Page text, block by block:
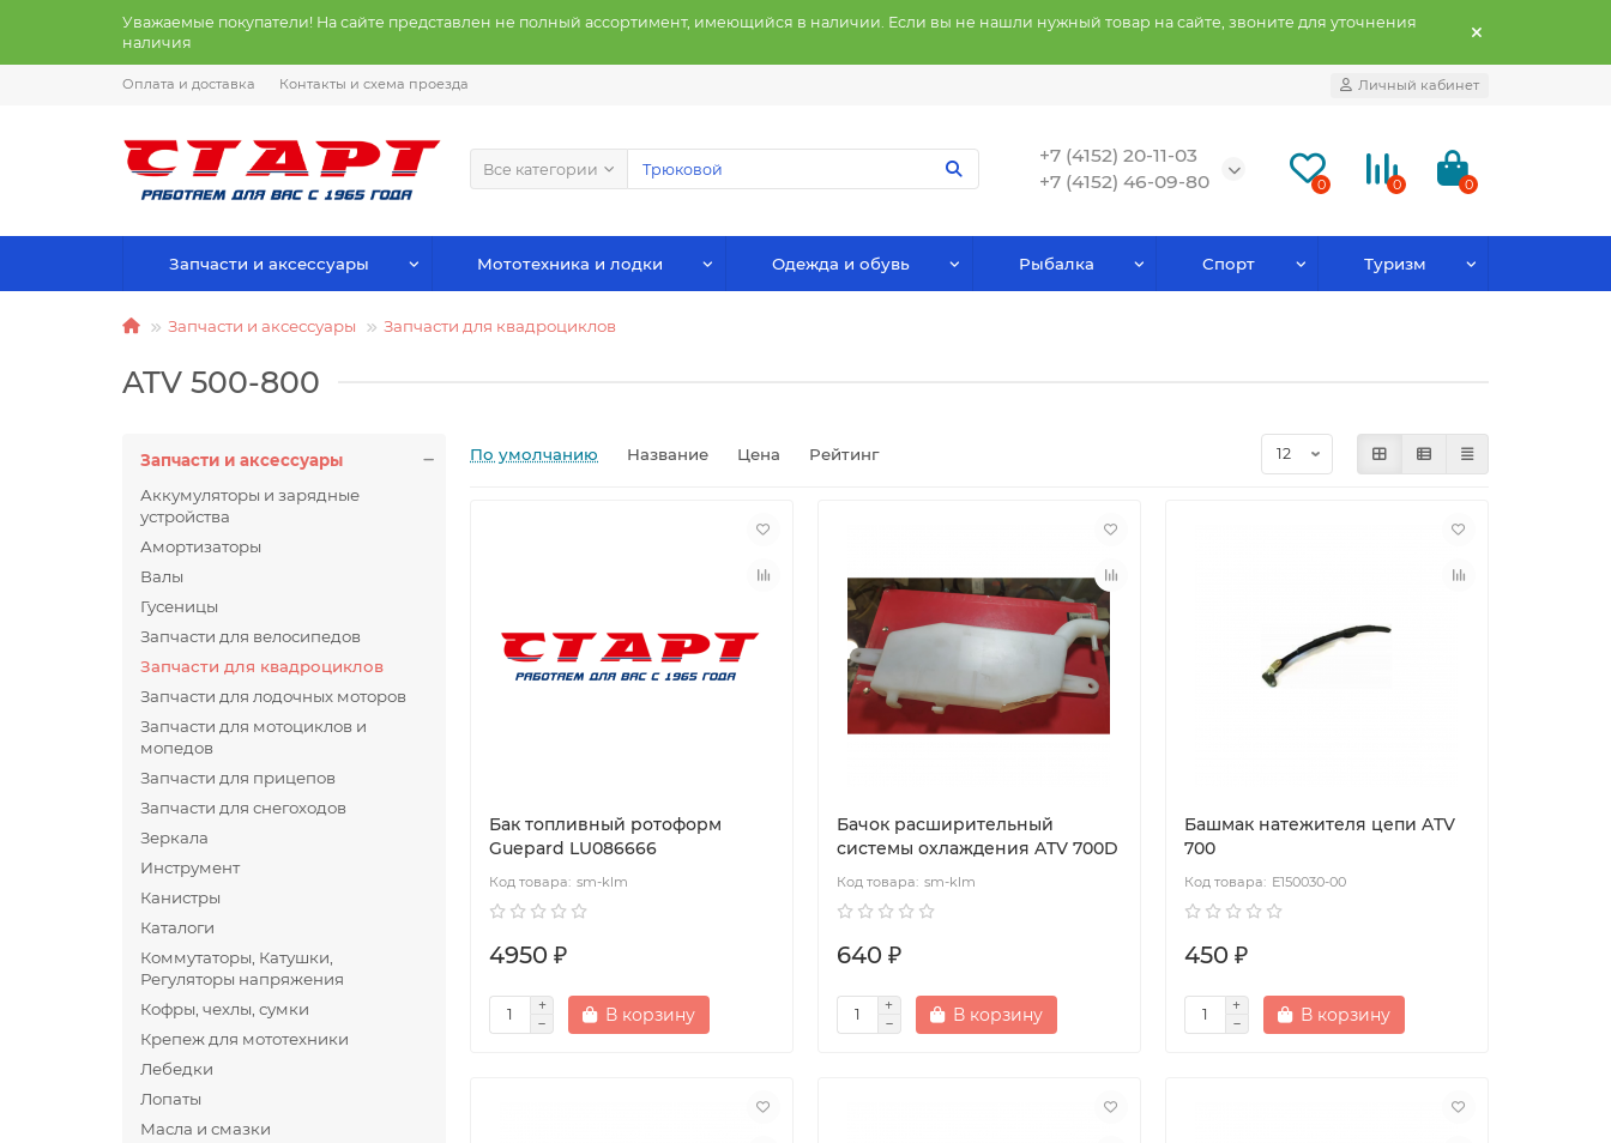
Уважаемые покупатели! На сайте представлен не полный ассортимент, имеющийся в наличии. Если вы не нашли нужный товар на сайте, звоните для уточнения
наличия
Оплата и доставка Контакты и схема проезда Личный кабинет
Все категории
+7 (4152) 20-11-03
+7 (4152) 46-09-80
0 0 0
Запчасти и аксессуары Мототехника и лодки Одежда и обувь Рыбалка Спорт Туризм
Запчасти и аксессуары Запчасти для квадроциклов
ATV 500-800
Запчасти и аксессуары
Аккумуляторы и зарядные
устройства
Амортизаторы
Валы
Гусеницы
Запчасти для велосипедов
Запчасти для квадроциклов
Запчасти для лодочных моторов
Запчасти для мотоциклов и
мопедов
Запчасти для прицепов
Запчасти для снегоходов
Зеркала
Инструмент
Канистры
Каталоги
Коммутаторы, Катушки,
Регуляторы напряжения
Кофры, чехлы, сумки
Крепеж для мототехники
Лебедки
Лопаты
Масла и смазки
По умолчанию Название Цена Рейтинг
Бак топливный ротоформ
Guepard LU086666
sm-klm
4950 ₽
В корзину
Бачок расширительный
системы охлаждения ATV 700D
sm-klm
640 ₽
В корзину
Башмак натежителя цепи ATV
700
Е150030-00
450 ₽
В корзину